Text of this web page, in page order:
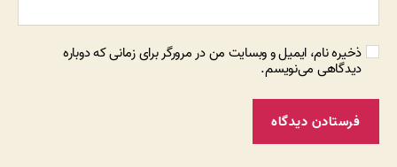
ذخیره نام، ایمیل و وبسایت من در مرورگر برای زمانی که دوباره
دیدگاهی می‌نویسم.